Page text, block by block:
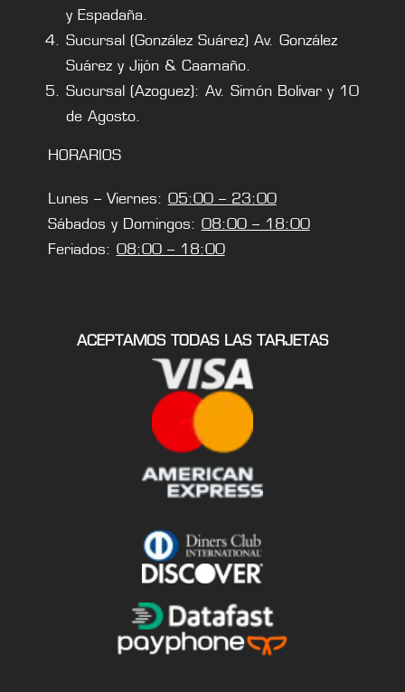
y Espadaña.
Sucursal (González Suárez) Av. González
Suárez y Jijón & Caamaño.
Sucursal (Azoguez): Av. Simón Bolivar y 10
de Agosto.
HORARIOS
Lunes – Viernes: 05:00 – 23:00
Sábados y Domingos: 08:00 – 18:00
Feriados: 08:00 – 18:00
ACEPTAMOS TODAS LAS TARJETAS